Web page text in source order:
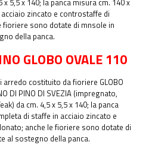
5,5 x 140; la panca misura cm. 140 x
zincato e controstaffe di
fioriere sono dotate di mnsole in
della panca.
GLOBO OVALE 110
costituito da fioriere GLOBO
DI PINO DI SVEZIA (impregnato,
da cm. 4,5 x 5,5 x 140; la panca
di staffe in acciaio zincato e
anche le fioriere sono dotate di
al sostegno della panca.